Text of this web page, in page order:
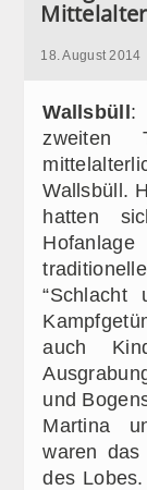
18. August 2014
Wallsbüll :
Wallsbüll.
hatten
“Schlacht
auch
und
Martina
waren das
des